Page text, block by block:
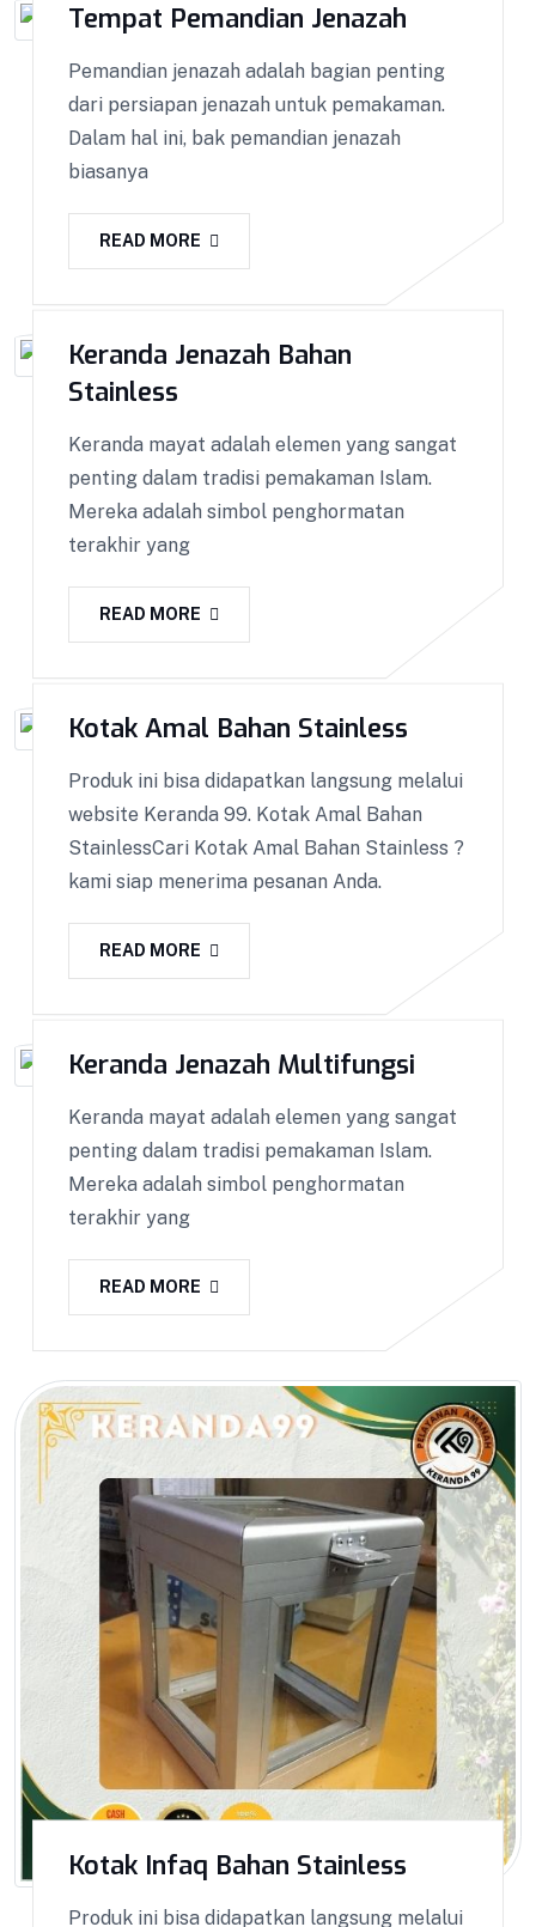
Tempat Pemandian Jenazah
Pemandian jenazah adalah bagian penting
dari persiapan jenazah untuk pemakaman.
Dalam hal ini, bak pemandian jenazah
biasanya
READ MORE
Keranda Jenazah Bahan
Stainless
Keranda mayat adalah elemen yang sangat
penting dalam tradisi pemakaman Islam.
Mereka adalah simbol penghormatan
terakhir yang
READ MORE
Kotak Amal Bahan Stainless
Produk ini bisa didapatkan langsung melalui
website Keranda 99. Kotak Amal Bahan
StainlessCari Kotak Amal Bahan Stainless ?
kami siap menerima pesanan Anda.
READ MORE
Keranda Jenazah Multifungsi
Keranda mayat adalah elemen yang sangat
penting dalam tradisi pemakaman Islam.
Mereka adalah simbol penghormatan
terakhir yang
READ MORE
Kotak Infaq Bahan Stainless
Produk ini bisa didapatkan langsung melalui